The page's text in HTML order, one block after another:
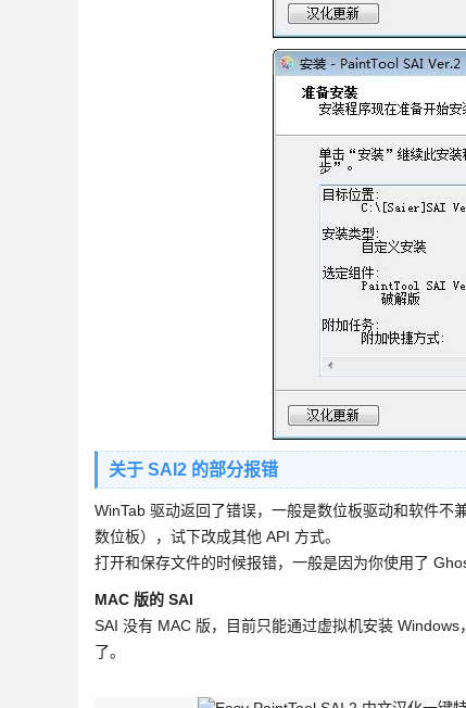
关于 SAI2 的部分报错
WinTab 驱动返回了错误，一般是数位板驱动和软件
数位板），试下改成其他 API 方式。
打开和保存文件的时候报错，一般是因为你使用了
MAC 版的 SAI
SAI 没有 MAC 版，目前只能通过虚拟机安装
了。